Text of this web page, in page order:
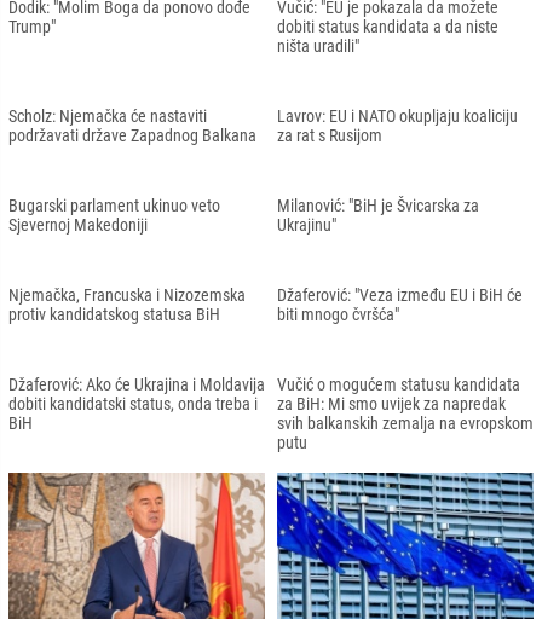
Rama: Put Albanije od danas ne
postaje lakši
Biden podržao pristupne pregovore
Albanije i Sjeverne Makedonije
EU danas otvara pristupne pregovore
s Albanijom i Sjevernom Makedonijom
EU osigurala više od 50.000 dodatnih
doza vakcine protiv majmunskih
boginja
Borrell: Pristupni pregovori sa
Sjevernom Makedonijom i Albanijom
Ilegalne migracije na
zapadnobalkanskoj ruti utrostručene u
Evropski zvaničnici: Ne treba da
postoji ništa važnije za Crnu Goru od
EU priprema plan za energetsku krizu
Češka preuzela predsjedavanje
Evropskom unijom
Turković sa češkim parlamentarcima o
proširenju EU i poziciji Zapadnog
Balkana i Bosne i Hercegovine